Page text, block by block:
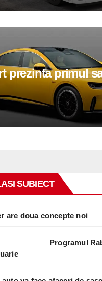
prezinta primul
SUBIECT
are doua concepte noi
Programul